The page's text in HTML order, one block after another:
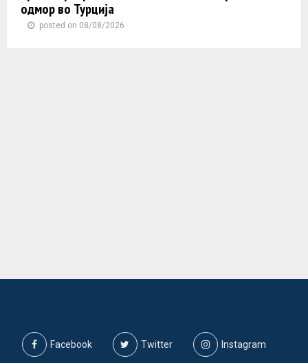
одмор во Турција
posted on 08/08/2026
Facebook Twitter Instagram